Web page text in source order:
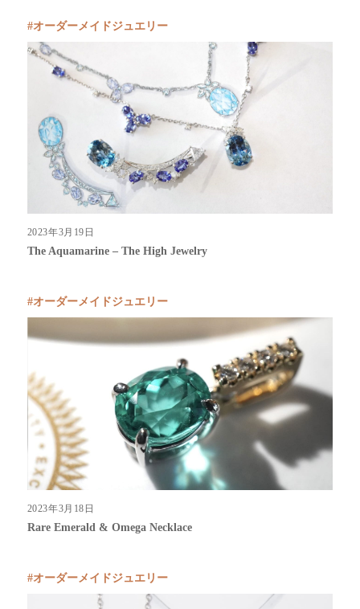
オーダーメイドジュエリー
2023年3月19日
The Aquamarine – The High Jewelry
オーダーメイドジュエリー
2023年3月18日
Rare Emerald & Omega Necklace
オーダーメイドジュエリー